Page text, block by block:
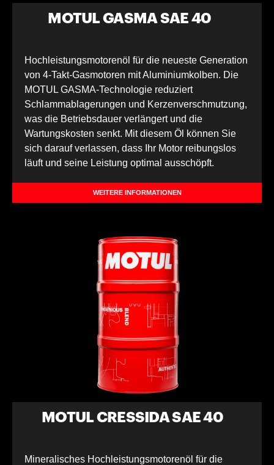
MOTUL GASMA SAE 40
Hochleistungsmotorenöl für die neueste Generation
von 4-Takt-Gasmotoren mit Aluminiumkolben. Die
MOTUL GASMA-Technologie reduziert
Schlammablagerungen und Kerzenverschmutzung,
was die Betriebsdauer verlängert und die
Wartungskosten senkt. Mit diesem Öl können Sie
sich darauf verlassen, dass Ihr Motor reibungslos
läuft und seine Leistung optimal ausschöpft.
WEITERE INFORMATIONEN
MOTUL CRESSIDA SAE 40
Mineralisches Hochleistungsmotorenöl für die